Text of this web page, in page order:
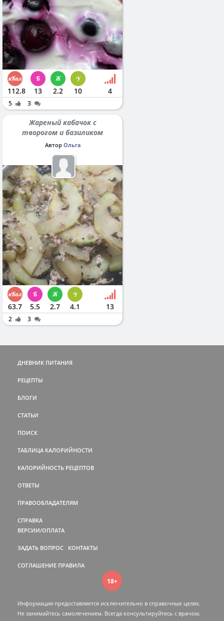
112.8 13 2.2 10 4
5 3
Жареный кабачок с
творогом и базиликом
Автор Ольга
63.7 5.5 2.7 4.1 13
2 3
ДНЕВНИК ПИТАНИЯ
РЕЦЕПТЫ
БЛОГИ
СТАТЬИ
ПОИСК
ТАБЛИЦА КАЛОРИЙНОСТИ
КАЛОРИЙНОСТЬ РЕЦЕПТОВ
ОТВЕТЫ
ПРАВООБЛАДАТЕЛЯМ
СПРАВКА
ВЕРСИИ/ОПЛАТА
ЗАДАТЬ ВОПРОС КОНТАКТЫ
СОГЛАШЕНИЕ ПРАВИЛА
18+
Информация предоставляется исключительно в справочных целях.
Не занимайтесь самолечением. Всегда консультируйтесь c врачом.